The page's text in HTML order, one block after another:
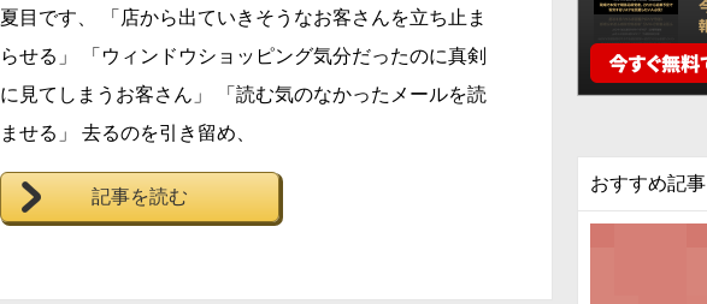
夏目です、 「店から出ていきそうなお客さんを立ち止ま
らせる」 「ウィンドウショッピング気分だったのに真剣
に見てしまうお客さん」 「読む気のなかったメールを読
ませる」 去るのを引き留め、
記事を読む
おすすめ記事